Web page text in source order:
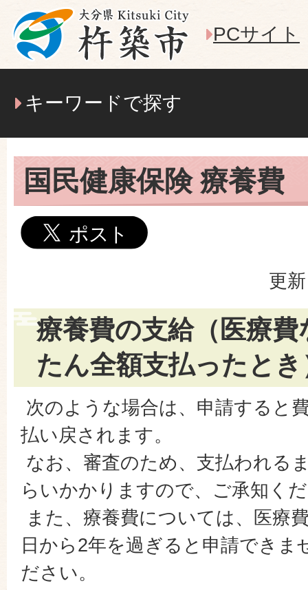
PCサイト
キーワードで探す
国民健康保険 療養費
更
療養費の支給（医療
たん全額支払ったとき
次のような場合は、申請すると
払い戻されます。
なお、審査のため、支払われる
らいかかりますので、ご承知く
また、療養費については、医療
日から2年を過ぎると申請できま
ださい。